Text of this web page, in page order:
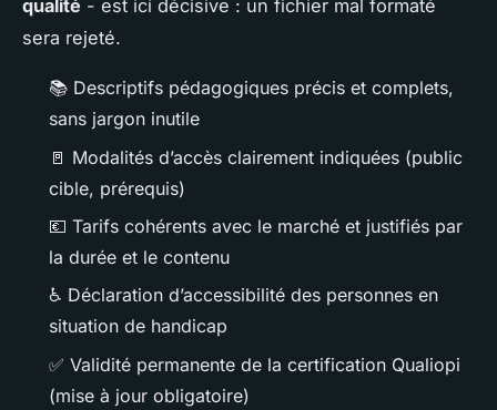
qualité - est ici décisive : un fichier mal formaté
sera rejeté.
📚 Descriptifs pédagogiques précis et complets,
sans jargon inutile
🚪 Modalités d’accès clairement indiquées (public
cible, prérequis)
💶 Tarifs cohérents avec le marché et justifiés par
la durée et le contenu
♿ Déclaration d’accessibilité des personnes en
situation de handicap
✅ Validité permanente de la certification Qualiopi
(mise à jour obligatoire)